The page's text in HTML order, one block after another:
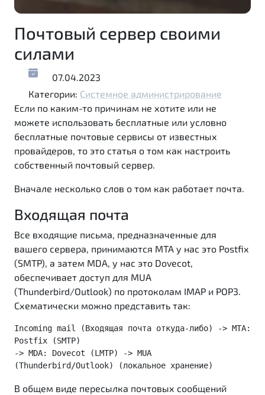
Почтовый сервер своими
силами
07.04.2023
Категории: Системное администрирование
Если по каким-то причинам не хотите или не
можете использовать бесплатные или условно
бесплатные почтовые сервисы от известных
провайдеров, то это статья о том как настроить
собственный почтовый сервер.
Вначале несколько слов о том как работает почта.
Входящая почта
Все входящие письма, предназначенные для
вашего сервера, принимаются MTA у нас это Postfix
(SMTP), а затем MDA, у нас это Dovecot,
обеспечивает доступ для MUA
(Thunderbird/Outlook) по протоколам IMAP и POP3.
Схематически можно представить так:
Incoming mail (Входящая почта откуда-либо) -> MTA:
Postfix (SMTP)
-> MDA: Dovecot (LMTP) -> MUA
(Thunderbird/Outlook) (локальное хранение)
В общем виде пересылка почтовых сообщений